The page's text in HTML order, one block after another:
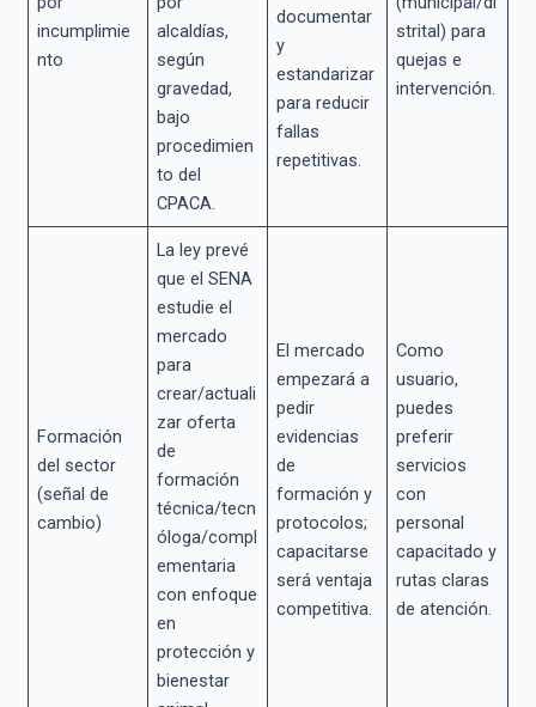
incumplimie
nto
alcaldías,
según
gravedad,
bajo
procedimien
to del
CPACA.
documentar
y
estandarizar
para reducir
fallas
repetitivas.
strital) para
quejas e
intervención.
Formación
del sector
(señal de
cambio)
La ley prevé
que el SENA
estudie el
mercado
para
crear/actuali
zar oferta
de
formación
técnica/tecn
óloga/compl
ementaria
con enfoque
en
protección y
bienestar
El mercado
empezará a
pedir
evidencias
de
formación y
protocolos;
capacitarse
será ventaja
competitiva.
Como
usuario,
puedes
preferir
servicios
con
personal
capacitado y
rutas claras
de atención.